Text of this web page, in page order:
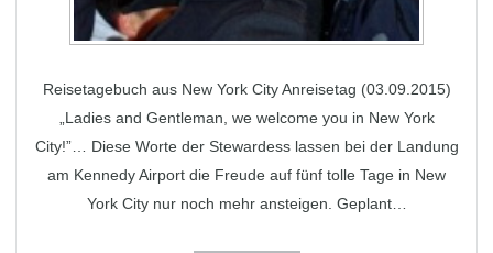
Reisetagebuch aus New York City Anreisetag (03.09.2015)
„Ladies and Gentleman, we welcome you in New York
City!”… Diese Worte der Stewardess lassen bei der Landung
am Kennedy Airport die Freude auf fünf tolle Tage in New
York City nur noch mehr ansteigen. Geplant…